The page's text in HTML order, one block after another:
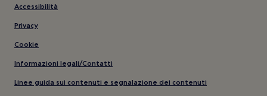
Accessibilità
Privacy
Cookie
Informazioni legali/Contatti
Linee guida sui contenuti e segnalazione dei contenuti